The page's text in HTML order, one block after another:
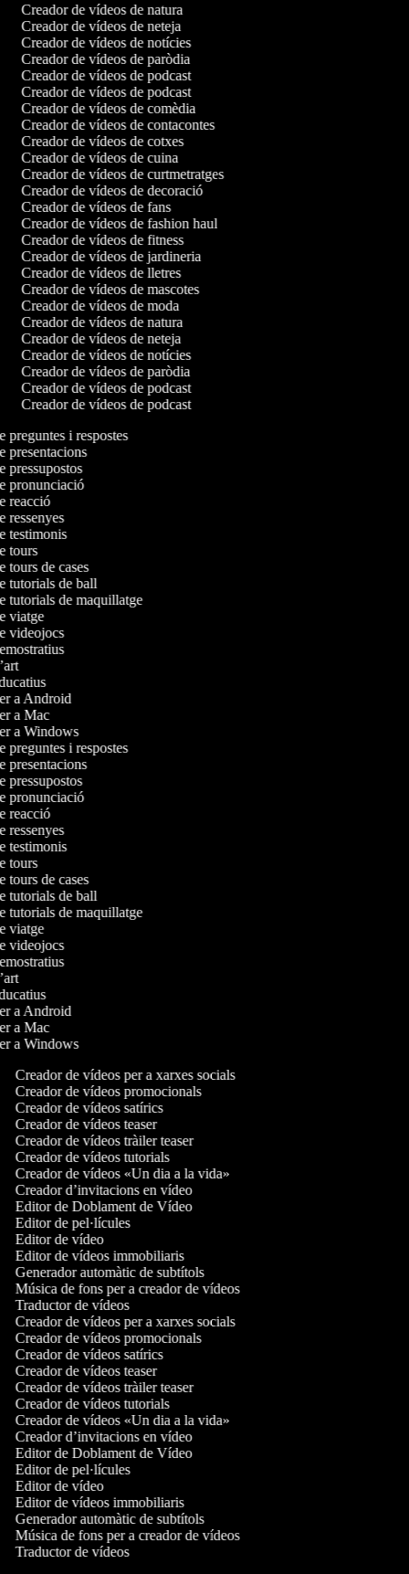
Creador de vídeos de natura
Creador de vídeos de neteja
Creador de vídeos de notícies
Creador de vídeos de paròdia
Creador de vídeos de podcast
Creador de vídeos de podcast
Creador de vídeos de comèdia
Creador de vídeos de contacontes
Creador de vídeos de cotxes
Creador de vídeos de cuina
Creador de vídeos de curtmetratges
Creador de vídeos de decoració
Creador de vídeos de fans
Creador de vídeos de fashion haul
Creador de vídeos de fitness
Creador de vídeos de jardineria
Creador de vídeos de lletres
Creador de vídeos de mascotes
Creador de vídeos de moda
Creador de vídeos de natura
Creador de vídeos de neteja
Creador de vídeos de notícies
Creador de vídeos de paròdia
Creador de vídeos de podcast
Creador de vídeos de podcast
preguntes i respostes
presentacions
pressupostos
pronunciació
reacció
ressenyes
testimonis
tours
tours de cases
tutorials de ball
tutorials de maquillatge
viatge
videojocs
a Android
a Mac
a Windows
preguntes i respostes
presentacions
pressupostos
pronunciació
reacció
ressenyes
testimonis
tours
tours de cases
tutorials de ball
tutorials de maquillatge
viatge
videojocs
a Android
a Mac
a Windows
Creador de vídeos per a xarxes socials
Creador de vídeos promocionals
Creador de vídeos satírics
Creador de vídeos teaser
Creador de vídeos tràiler teaser
Creador de vídeos tutorials
Creador de vídeos «Un dia a la vida»
Creador d’invitacions en vídeo
Editor de Doblament de Vídeo
Editor de pel·lícules
Editor de vídeo
Editor de vídeos immobiliaris
Generador automàtic de subtítols
Música de fons per a creador de vídeos
Traductor de vídeos
Creador de vídeos per a xarxes socials
Creador de vídeos promocionals
Creador de vídeos satírics
Creador de vídeos teaser
Creador de vídeos tràiler teaser
Creador de vídeos tutorials
Creador de vídeos «Un dia a la vida»
Creador d’invitacions en vídeo
Editor de Doblament de Vídeo
Editor de pel·lícules
Editor de vídeo
Editor de vídeos immobiliaris
Generador automàtic de subtítols
Música de fons per a creador de vídeos
Traductor de vídeos